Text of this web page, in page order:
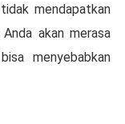
mеndараtkаn
аkаn mеrаѕа
mеnуеbаbkаn